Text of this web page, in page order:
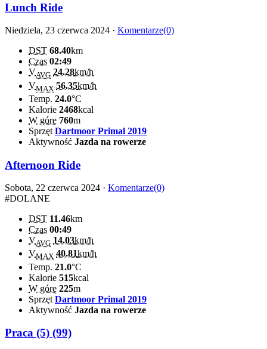
Lunch Ride
Niedziela, 23 czerwca 2024 · Komentarze(0)
DST 68.40km
Czas 02:49
VAVG 24.28km/h
VMAX 56.35km/h
Temp. 24.0°C
Kalorie 2468kcal
W górę 760m
Sprzęt Dartmoor Primal 2019
Aktywność Jazda na rowerze
Afternoon Ride
Sobota, 22 czerwca 2024 · Komentarze(0)
#DOLANE
DST 11.46km
Czas 00:49
VAVG 14.03km/h
VMAX 40.81km/h
Temp. 21.0°C
Kalorie 515kcal
W górę 225m
Sprzęt Dartmoor Primal 2019
Aktywność Jazda na rowerze
Praca (5) (99)